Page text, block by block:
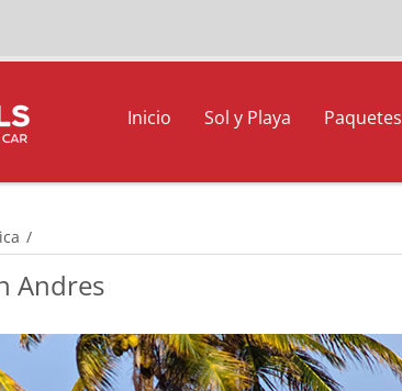
Inicio Sol y Playa Paquetes
/
Andres